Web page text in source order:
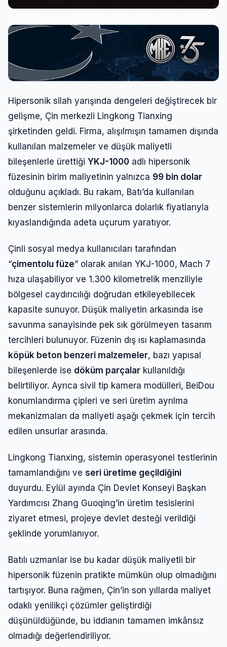
Hipersonik silah yarışında dengeleri değiştirecek bir
gelişme, Çin merkezli Lingkong Tianxing
şirketinden geldi. Firma, alışılmışın tamamen dışında
kullanılan malzemeler ve düşük maliyetli
bileşenlerle ürettiği YKJ-1000 adlı hipersonik
füzesinin birim maliyetinin yalnızca 99 bin dolar
olduğunu açıkladı. Bu rakam, Batı’da kullanılan
benzer sistemlerin milyonlarca dolarlık fiyatlarıyla
kıyaslandığında adeta uçurum yaratıyor.
Çinli sosyal medya kullanıcıları tarafından
“çimentolu füze” olarak anılan YKJ-1000, Mach 7
hıza ulaşabiliyor ve 1.300 kilometrelik menziliyle
bölgesel caydırıcılığı doğrudan etkileyebilecek
kapasite sunuyor. Düşük maliyetin arkasında ise
savunma sanayisinde pek sık görülmeyen tasarım
tercihleri bulunuyor. Füzenin dış ısı kaplamasında
köpük beton benzeri malzemeler, bazı yapısal
bileşenlerde ise döküm parçalar kullanıldığı
belirtiliyor. Ayrıca sivil tip kamera modülleri, BeiDou
konumlandırma çipleri ve seri üretim ayrılma
mekanizmaları da maliyeti aşağı çekmek için tercih
edilen unsurlar arasında.
Lingkong Tianxing, sistemin operasyonel testlerinin
tamamlandığını ve seri üretime geçildiğini
duyurdu. Eylül ayında Çin Devlet Konseyi Başkan
Yardımcısı Zhang Guoqing’in üretim tesislerini
ziyaret etmesi, projeye devlet desteği verildiği
şeklinde yorumlanıyor.
Batılı uzmanlar ise bu kadar düşük maliyetli bir
hipersonik füzenin pratikte mümkün olup olmadığını
tartışıyor. Buna rağmen, Çin’in son yıllarda maliyet
odaklı yenilikçi çözümler geliştirdiği
düşünüldüğünde, bu iddianın tamamen imkânsız
olmadığı değerlendiriliyor.
Giriş Yap
Kullanıcı Adı veya E-posta